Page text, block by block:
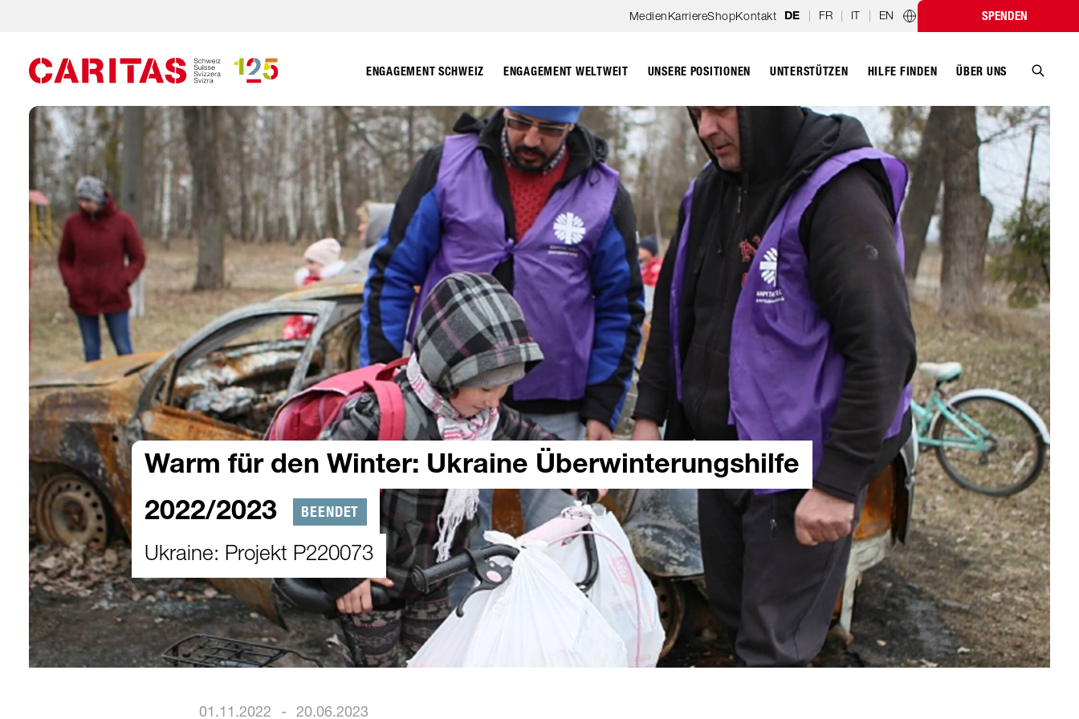
Zum Hauptinhalt springen
MedienKarriereShopKontakt DE | FR | IT | EN
LänderprogrammeSPENDEN
ENGAGEMENT SCHWEIZ ENGAGEMENT WELTWEIT UNSERE POSITIONEN UNTERSTÜTZEN HILFE FINDEN ÜBER UNS
Warm für den Winter: Ukraine Überwinterungshilfe
2022/2023
BEENDET
Ukraine: Projekt P220073
01.11.2022 - 20.06.2023